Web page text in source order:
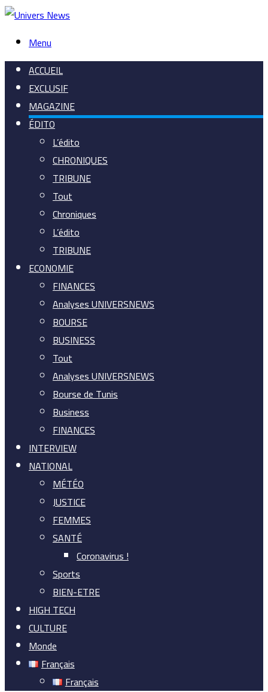
Menu
ACCUEIL
EXCLUSIF
MAGAZINE
ÉDITO
L’édito
CHRONIQUES
TRIBUNE
Tout
Chroniques
L’édito
TRIBUNE
ECONOMIE
FINANCES
Analyses UNIVERSNEWS
BOURSE
BUSINESS
Tout
Analyses UNIVERSNEWS
Bourse de Tunis
Business
FINANCES
INTERVIEW
NATIONAL
MÉTÉO
JUSTICE
FEMMES
SANTÉ
Coronavirus !
Sports
BIEN-ETRE
HIGH TECH
CULTURE
Monde
Français
Français